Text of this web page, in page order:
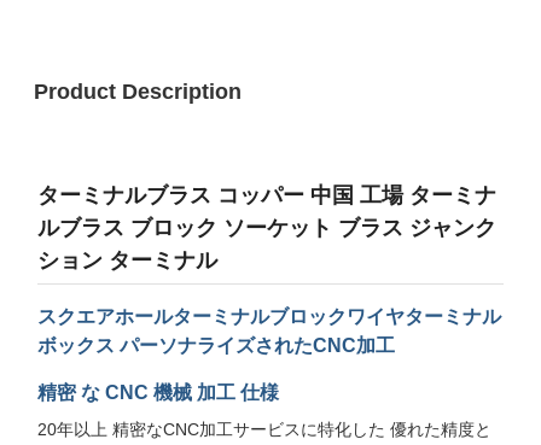
Product Description
ターミナルブラス コッパー 中国 工場 ターミナ
ルブラス ブロック ソーケット ブラス ジャンク
ション ターミナル
スクエアホールターミナルブロックワイヤターミナル
ボックス パーソナライズされたCNC加工
精密 な CNC 機械 加工 仕様
20年以上 精密なCNC加工サービスに特化した 優れた精度と